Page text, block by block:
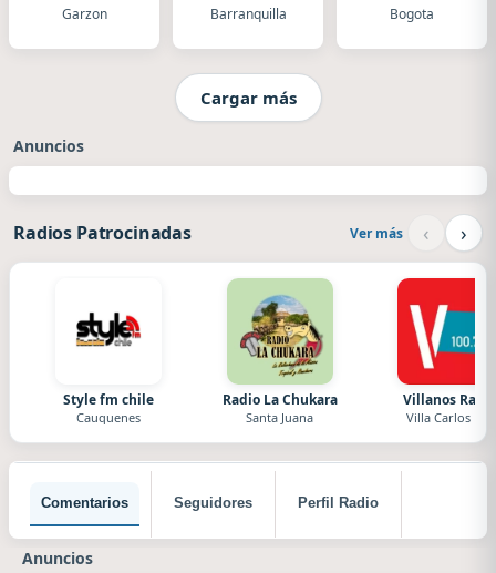
Garzon Barranquilla Bogota
Cargar más
Anuncios
Radios Patrocinadas Ver más ‹ ›
Style fm chile
Cauquenes
Radio La Chukara
Santa Juana
Villanos
Villa Carlos Paz
Comentarios Seguidores Perfil Radio
Anuncios